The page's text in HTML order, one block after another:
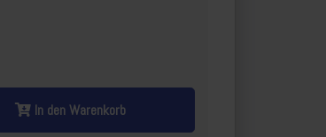
In den Warenkorb